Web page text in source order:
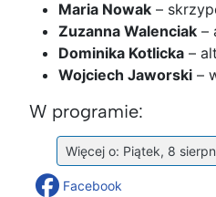
Maria Nowak –
Zuzanna Walenciak –
Dominika Kotlicka –
Wojciech Jaworski –
W programie:
Więcej o: Piątek, 8
Facebook